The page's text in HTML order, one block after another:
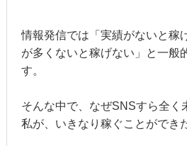
情報発信では「実績がないと稼
が多くないと稼げない」と一般
す。
そんな中で、なぜSNSすら全く
私が、いきなり稼ぐことができ